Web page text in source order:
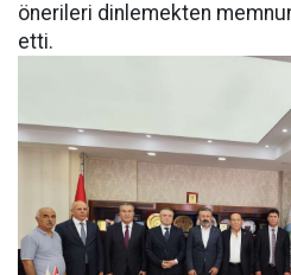
önerileri dinlemekten
etti.